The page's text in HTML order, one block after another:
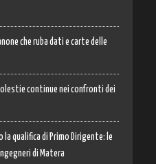
che ruba dati e carte delle
continue nei confronti dei
la qualifica di Primo Dirigente: le
di Matera